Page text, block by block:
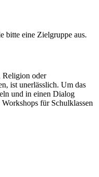
bitte eine Zielgruppe aus.
Religion oder
ist unerlässlich. Um das
und in einen Dialog
für Schulklassen